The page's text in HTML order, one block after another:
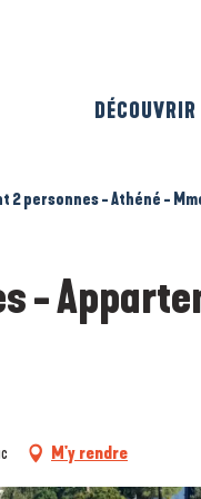
DÉCOUVRIR
personnes - Athéné - Mme
-
M'y rendre